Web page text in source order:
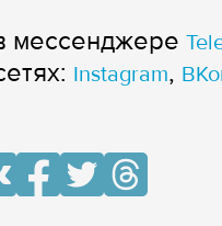
мессенджере
Instagram,